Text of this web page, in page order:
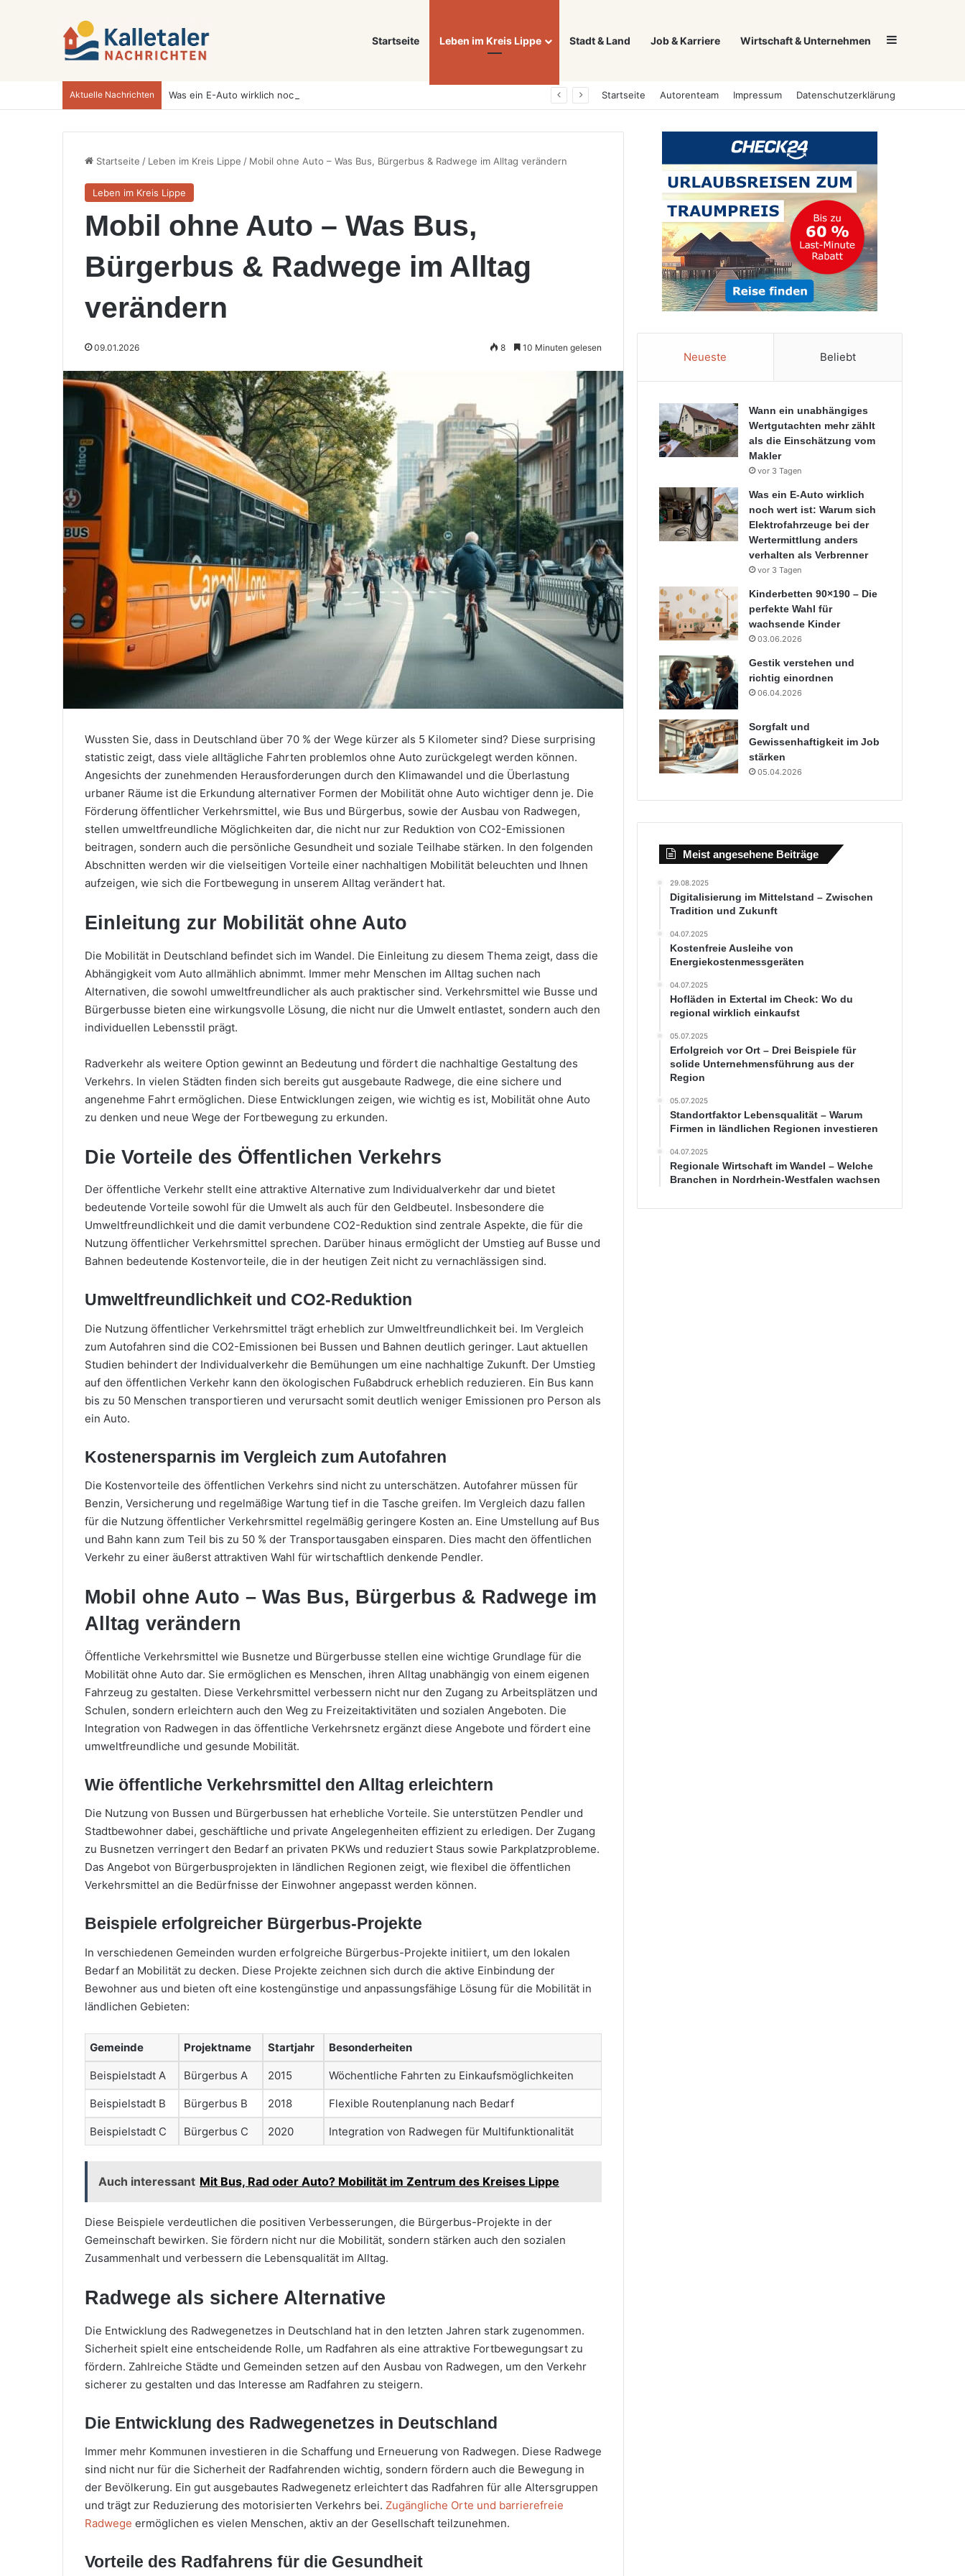
Startseite Leben im Kreis Lippe Stadt & Land Job & Karriere Wirtschaft & Unternehmen Sidebar
Aktuelle Nachrichten Startseite Autorenteam Impressum Datenschutzerklärung
Startseite / Leben im Kreis Lippe / Mobil ohne Auto – Was Bus, Bürgerbus & Radwege im Alltag verändern
Leben im Kreis Lippe
Mobil ohne Auto – Was Bus,
Bürgerbus & Radwege im Alltag
verändern
09.01.2026 8 10 Minuten gelesen
Wussten Sie, dass in Deutschland über 70 % der Wege kürzer als 5 Kilometer sind? Diese surprising
statistic zeigt, dass viele alltägliche Fahrten problemlos ohne Auto zurückgelegt werden können.
Angesichts der zunehmenden Herausforderungen durch den Klimawandel und die Überlastung
urbaner Räume ist die Erkundung alternativer Formen der Mobilität ohne Auto wichtiger denn je. Die
Förderung öffentlicher Verkehrsmittel, wie Bus und Bürgerbus, sowie der Ausbau von Radwegen,
stellen umweltfreundliche Möglichkeiten dar, die nicht nur zur Reduktion von CO2-Emissionen
beitragen, sondern auch die persönliche Gesundheit und soziale Teilhabe stärken. In den folgenden
Abschnitten werden wir die vielseitigen Vorteile einer nachhaltigen Mobilität beleuchten und Ihnen
aufzeigen, wie sich die Fortbewegung in unserem Alltag verändert hat.
Einleitung zur Mobilität ohne Auto
Die Mobilität in Deutschland befindet sich im Wandel. Die Einleitung zu diesem Thema zeigt, dass die
Abhängigkeit vom Auto allmählich abnimmt. Immer mehr Menschen im Alltag suchen nach
Alternativen, die sowohl umweltfreundlicher als auch praktischer sind. Verkehrsmittel wie Busse und
Bürgerbusse bieten eine wirkungsvolle Lösung, die nicht nur die Umwelt entlastet, sondern auch den
individuellen Lebensstil prägt.
Radverkehr als weitere Option gewinnt an Bedeutung und fördert die nachhaltige Gestaltung des
Verkehrs. In vielen Städten finden sich bereits gut ausgebaute Radwege, die eine sichere und
angenehme Fahrt ermöglichen. Diese Entwicklungen zeigen, wie wichtig es ist, Mobilität ohne Auto
zu denken und neue Wege der Fortbewegung zu erkunden.
Die Vorteile des Öffentlichen Verkehrs
Der öffentliche Verkehr stellt eine attraktive Alternative zum Individualverkehr dar und bietet
bedeutende Vorteile sowohl für die Umwelt als auch für den Geldbeutel. Insbesondere die
Umweltfreundlichkeit und die damit verbundene CO2-Reduktion sind zentrale Aspekte, die für die
Nutzung öffentlicher Verkehrsmittel sprechen. Darüber hinaus ermöglicht der Umstieg auf Busse und
Bahnen bedeutende Kostenvorteile, die in der heutigen Zeit nicht zu vernachlässigen sind.
Umweltfreundlichkeit und CO2-Reduktion
Die Nutzung öffentlicher Verkehrsmittel trägt erheblich zur Umweltfreundlichkeit bei. Im Vergleich
zum Autofahren sind die CO2-Emissionen bei Bussen und Bahnen deutlich geringer. Laut aktuellen
Studien behindert der Individualverkehr die Bemühungen um eine nachhaltige Zukunft. Der Umstieg
auf den öffentlichen Verkehr kann den ökologischen Fußabdruck erheblich reduzieren. Ein Bus kann
bis zu 50 Menschen transportieren und verursacht somit deutlich weniger Emissionen pro Person als
ein Auto.
Kostenersparnis im Vergleich zum Autofahren
Die Kostenvorteile des öffentlichen Verkehrs sind nicht zu unterschätzen. Autofahrer müssen für
Benzin, Versicherung und regelmäßige Wartung tief in die Tasche greifen. Im Vergleich dazu fallen
für die Nutzung öffentlicher Verkehrsmittel regelmäßig geringere Kosten an. Eine Umstellung auf Bus
und Bahn kann zum Teil bis zu 50 % der Transportausgaben einsparen. Dies macht den öffentlichen
Verkehr zu einer äußerst attraktiven Wahl für wirtschaftlich denkende Pendler.
Mobil ohne Auto – Was Bus, Bürgerbus & Radwege im
Alltag verändern
Öffentliche Verkehrsmittel wie Busnetze und Bürgerbusse stellen eine wichtige Grundlage für die
Mobilität ohne Auto dar. Sie ermöglichen es Menschen, ihren Alltag unabhängig von einem eigenen
Fahrzeug zu gestalten. Diese Verkehrsmittel verbessern nicht nur den Zugang zu Arbeitsplätzen und
Schulen, sondern erleichtern auch den Weg zu Freizeitaktivitäten und sozialen Angeboten. Die
Integration von Radwegen in das öffentliche Verkehrsnetz ergänzt diese Angebote und fördert eine
umweltfreundliche und gesunde Mobilität.
Wie öffentliche Verkehrsmittel den Alltag erleichtern
Die Nutzung von Bussen und Bürgerbussen hat erhebliche Vorteile. Sie unterstützen Pendler und
Stadtbewohner dabei, geschäftliche und private Angelegenheiten effizient zu erledigen. Der Zugang
zu Busnetzen verringert den Bedarf an privaten PKWs und reduziert Staus sowie Parkplatzprobleme.
Das Angebot von Bürgerbusprojekten in ländlichen Regionen zeigt, wie flexibel die öffentlichen
Verkehrsmittel an die Bedürfnisse der Einwohner angepasst werden können.
Beispiele erfolgreicher Bürgerbus-Projekte
In verschiedenen Gemeinden wurden erfolgreiche Bürgerbus-Projekte initiiert, um den lokalen
Bedarf an Mobilität zu decken. Diese Projekte zeichnen sich durch die aktive Einbindung der
Bewohner aus und bieten oft eine kostengünstige und anpassungsfähige Lösung für die Mobilität in
ländlichen Gebieten:
Gemeinde Projektname Startjahr Besonderheiten
Beispielstadt A Bürgerbus A 2015 Wöchentliche Fahrten zu Einkaufsmöglichkeiten
Beispielstadt B Bürgerbus B 2018 Flexible Routenplanung nach Bedarf
Beispielstadt C Bürgerbus C 2020 Integration von Radwegen für Multifunktionalität
Auch interessant Mit Bus, Rad oder Auto? Mobilität im Zentrum des Kreises Lippe
Diese Beispiele verdeutlichen die positiven Verbesserungen, die Bürgerbus-Projekte in der
Gemeinschaft bewirken. Sie fördern nicht nur die Mobilität, sondern stärken auch den sozialen
Zusammenhalt und verbessern die Lebensqualität im Alltag.
Radwege als sichere Alternative
Die Entwicklung des Radwegenetzes in Deutschland hat in den letzten Jahren stark zugenommen.
Sicherheit spielt eine entscheidende Rolle, um Radfahren als eine attraktive Fortbewegungsart zu
fördern. Zahlreiche Städte und Gemeinden setzen auf den Ausbau von Radwegen, um den Verkehr
sicherer zu gestalten und das Interesse am Radfahren zu steigern.
Die Entwicklung des Radwegenetzes in Deutschland
Immer mehr Kommunen investieren in die Schaffung und Erneuerung von Radwegen. Diese Radwege
sind nicht nur für die Sicherheit der Radfahrenden wichtig, sondern fördern auch die Bewegung in
der Bevölkerung. Ein gut ausgebautes Radwegenetz erleichtert das Radfahren für alle Altersgruppen
und trägt zur Reduzierung des motorisierten Verkehrs bei. Zugängliche Orte und barrierefreie
Radwege ermöglichen es vielen Menschen, aktiv an der Gesellschaft teilzunehmen.
Vorteile des Radfahrens für die Gesundheit
Neueste Beliebt
Wann ein unabhängiges
Wertgutachten mehr zählt
als die Einschätzung vom
Makler
vor 3 Tagen
Was ein E-Auto wirklich
noch wert ist: Warum sich
Elektrofahrzeuge bei der
Wertermittlung anders
verhalten als Verbrenner
vor 3 Tagen
Kinderbetten 90×190 – Die
perfekte Wahl für
wachsende Kinder
03.06.2026
Gestik verstehen und
richtig einordnen
06.04.2026
Sorgfalt und
Gewissenhaftigkeit im Job
stärken
05.04.2026
Meist angesehene Beiträge
29.08.2025
Digitalisierung im Mittelstand – Zwischen
Tradition und Zukunft
04.07.2025
Kostenfreie Ausleihe von
Energiekostenmessgeräten
04.07.2025
Hofläden in Extertal im Check: Wo du
regional wirklich einkaufst
05.07.2025
Erfolgreich vor Ort – Drei Beispiele für
solide Unternehmensführung aus der
Region
05.07.2025
Standortfaktor Lebensqualität – Warum
Firmen in ländlichen Regionen investieren
04.07.2025
Regionale Wirtschaft im Wandel – Welche
Branchen in Nordrhein-Westfalen wachsen